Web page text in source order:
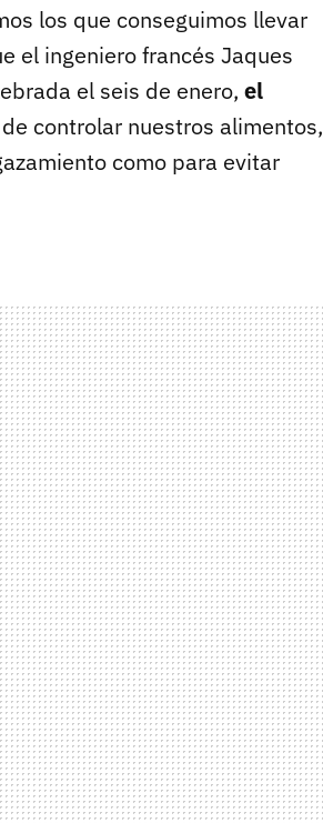
los que conseguimos llevar
el ingeniero francés Jaques
el seis de enero, el
controlar nuestros alimentos,
como para evitar